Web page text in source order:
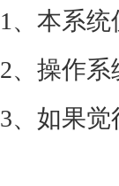
1、本系
2、操作
3、如果